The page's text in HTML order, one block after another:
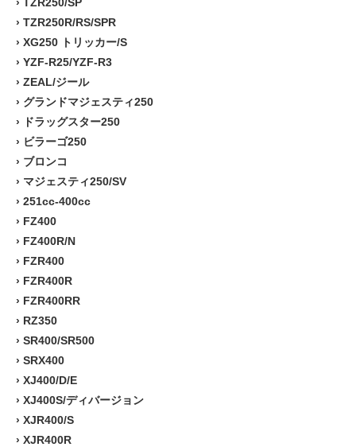
› TZR250R/RS/SPR
› XG250 トリッカー/S
› YZF-R25/YZF-R3
› ZEAL/ジール
› グランドマジェスティ250
›
ドラッグスター250
› ビラーゴ250
› ブロンコ
› マジェスティ250/SV
› 251cc-400cc
› FZ400
› FZ400R/N
› FZR400
› FZR400R
› FZR400RR
› RZ350
› SR400/SR500
› SRX400
› XJ400/D/E
› XJ400S/ディバージョン
› XJR400/S
› XJR400R